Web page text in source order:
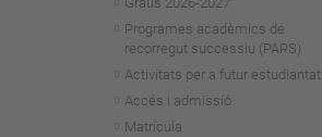
Programes acadèmics de
recorregut successiu (PARS)
Activitats per a futur estudiantat
Accés i admissió
Matrícula